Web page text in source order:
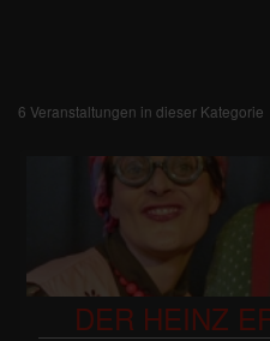
6 Veranstaltungen in dieser Kategorie
DER HEINZ